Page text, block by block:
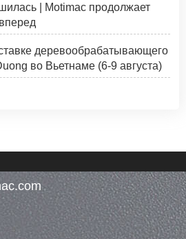
| Motimac продолжает
деревообрабатывающего
во Вьетнаме (6-9 августа)